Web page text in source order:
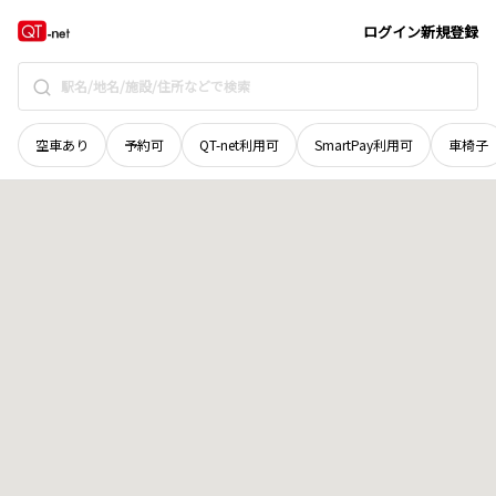
ログイン新規登録
空車あり 予約可 QT-net利用可 SmartPay利用可 車椅子
秋田県